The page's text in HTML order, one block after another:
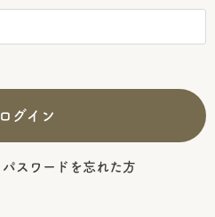
ログイン
パスワードを忘れた方